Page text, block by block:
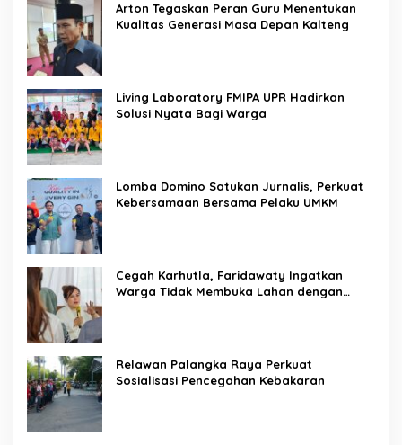
Arton Tegaskan Peran Guru Menentukan
Kualitas Generasi Masa Depan Kalteng
Living Laboratory FMIPA UPR Hadirkan
Solusi Nyata Bagi Warga
Lomba Domino Satukan Jurnalis, Perkuat
Kebersamaan Bersama Pelaku UMKM
Cegah Karhutla, Faridawaty Ingatkan
Warga Tidak Membuka Lahan dengan
Relawan Palangka Raya Perkuat
Sosialisasi Pencegahan Kebakaran